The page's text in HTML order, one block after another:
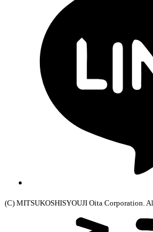
(C) MITSUKOSHISYOUJI Oita Corporation.